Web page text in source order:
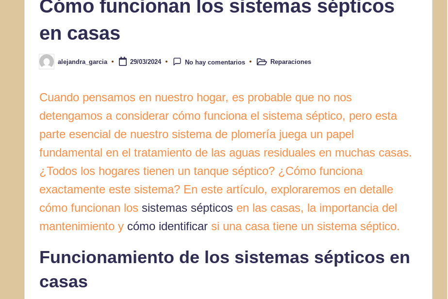
Cómo funcionan los sistemas sépticos
en casas
Publicadoalejandra_garcia 29/03/2024 No hay comentarios
PublicadoReparaciones
Cuando pensamos en nuestro hogar, es probable que no nos
detengamos a considerar cómo funciona el sistema séptico, pero esta
parte esencial de nuestro sistema de plomería juega un papel
fundamental en el tratamiento de las aguas residuales en muchas casas.
¿Todos los hogares tienen un tanque séptico? ¿Cómo funciona
exactamente este sistema? En este artículo, exploraremos en detalle
cómo funcionan los sistemas sépticos en las casas, la importancia del
mantenimiento y cómo identificar si una casa tiene un sistema séptico.
Funcionamiento de los sistemas sépticos en
casas